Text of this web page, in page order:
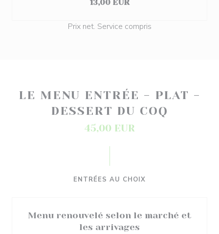
13,00 EUR
Prix net. Service compris
LE MENU ENTRÉE - PLAT -
DESSERT DU COQ
45,00 EUR
ENTRÉES AU CHOIX
Menu renouvelé selon le marché et
les arrivages